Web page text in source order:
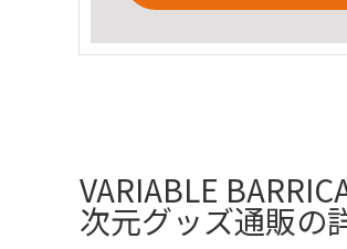
VARIABLE
次元グッズ通販の